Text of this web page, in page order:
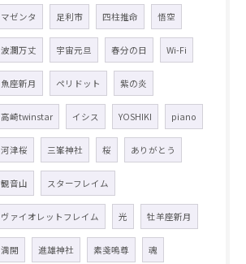
マゼンタ 足利市 四柱推命 悟空
波瀾万丈 宇宙元旦 春分の日 Wi-Fi
魚座新月 ペリドット 紫の炎
高崎twinstar イシス YOSHIKI piano
河津桜 三峯神社 桜 ありがとう
観音山 スターフレイム
ヴァイオレットフレイム 光 牡羊座新月
満開 進雄神社 素戔嗚尊 魂